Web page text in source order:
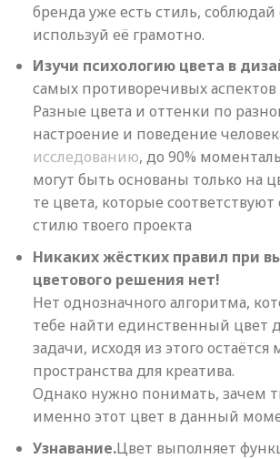
бренда уже есть стиль, соблюдай
используй её грамотно.
Изучи психологию цвета в
самых противоречивых аспектов
Разные цвета и оттенки по
настроение и поведение
исследованию, до 90%
могут быть основаны только на
те цвета, которые
стилю твоего проекта
Никаких жёстких правил при
цветового решения нет!
Нет однозначного алгоритма,
тебе найти единственный цвет
задачи, исходя из этого остаётся
пространства для креатива.
Однако нужно понимать, зачем
именно этот цвет в данный
Узнавание.Цвет выполняет